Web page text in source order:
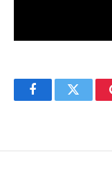
FacebookTwitter